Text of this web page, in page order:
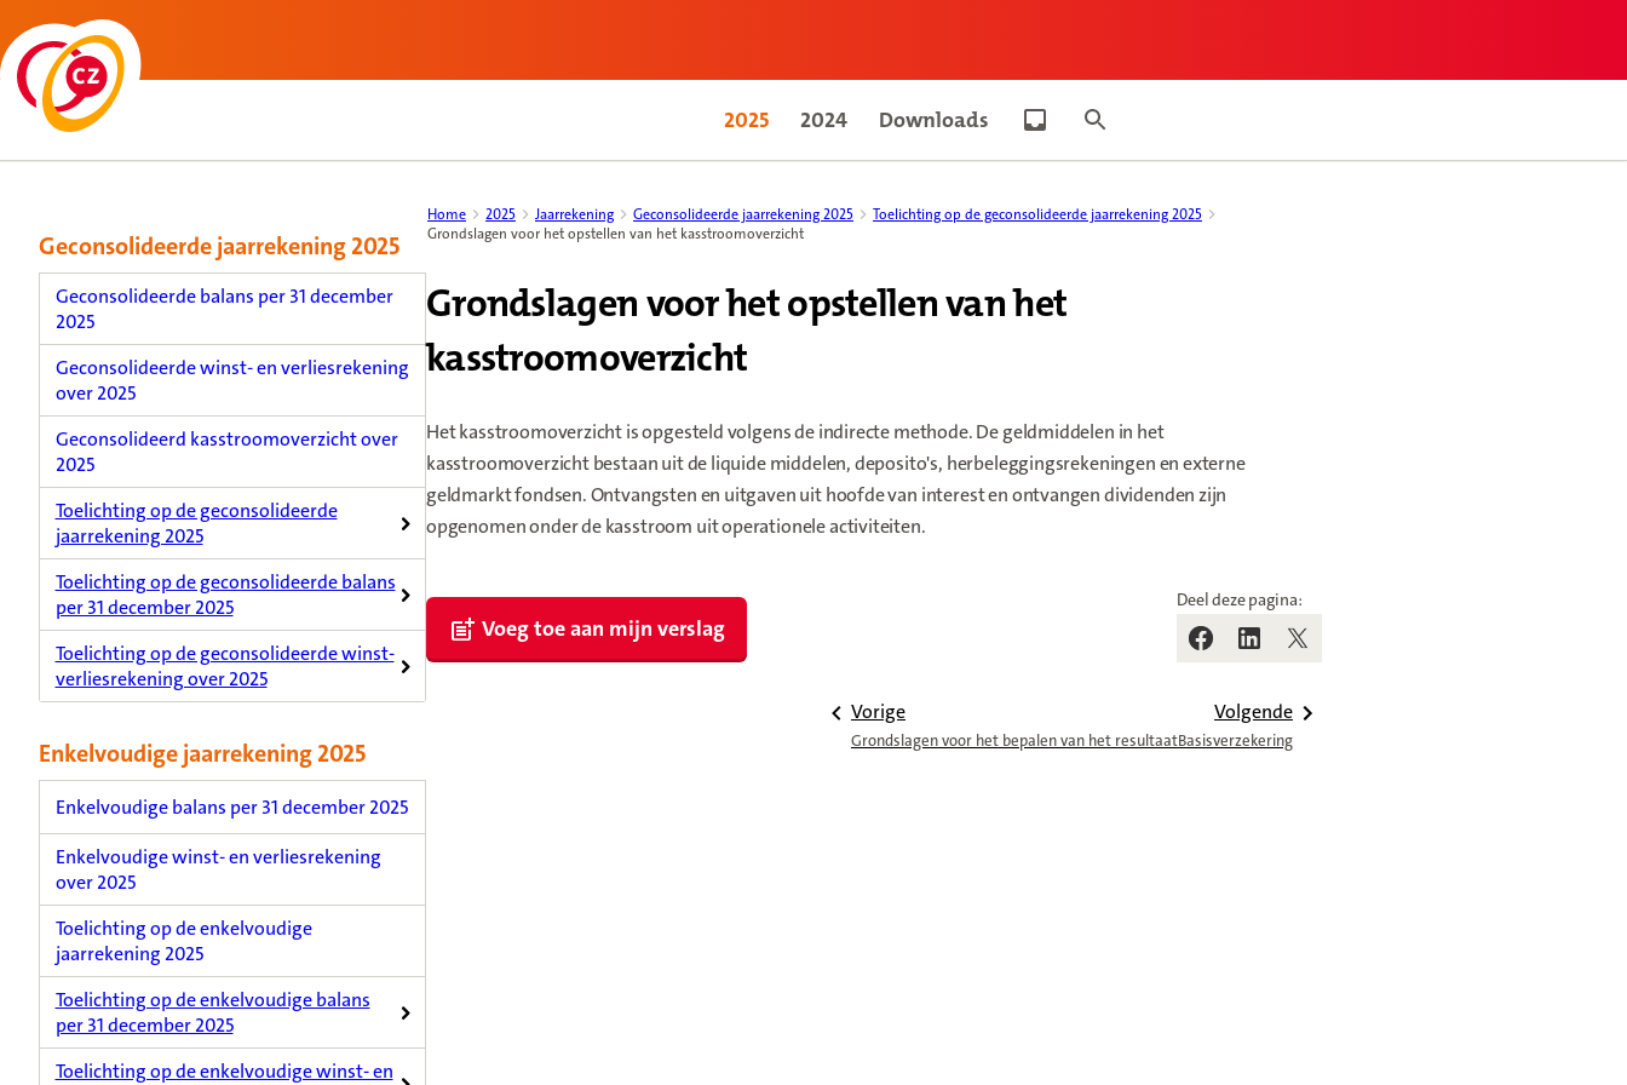
Back to homepage
2025 2024 Downloads Go to my report page
Search articles
Home 2025 Jaarrekening Geconsolideerde jaarrekening 2025
Toelichting op de geconsolideerde jaarrekening 2025
Grondslagen voor het opstellen van het kasstroomoverzicht
Grondslagen voor het opstellen van het
kasstroomoverzicht
Het kasstroomoverzicht is opgesteld volgens de indirecte methode. De geldmiddelen in het
kasstroomoverzicht bestaan uit de liquide middelen, deposito's, herbeleggingsrekeningen en externe
geldmarkt fondsen. Ontvangsten en uitgaven uit hoofde van interest en ontvangen dividenden zijn
opgenomen onder de kasstroom uit operationele activiteiten.
Voeg toe aan mijn verslag
Deel deze pagina:
Volgende
Basisverzekering
Vorige
Grondslagen voor het bepalen van het resultaat
Content menu, selecting an article item reloads the page.
Geconsolideerde jaarrekening 2025
Geconsolideerde balans per 31 december
2025
Geconsolideerde winst- en verliesrekening
over 2025
Geconsolideerd kasstroomoverzicht over
2025
Toelichting op de geconsolideerde
jaarrekening 2025
Toelichting op de geconsolideerde balans
per 31 december 2025
Toelichting op de geconsolideerde winst-
verliesrekening over 2025
Enkelvoudige jaarrekening 2025
Enkelvoudige balans per 31 december 2025
Enkelvoudige winst- en verliesrekening
over 2025
Toelichting op de enkelvoudige
jaarrekening 2025
Toelichting op de enkelvoudige balans
per 31 december 2025
Toelichting op de enkelvoudige winst- en